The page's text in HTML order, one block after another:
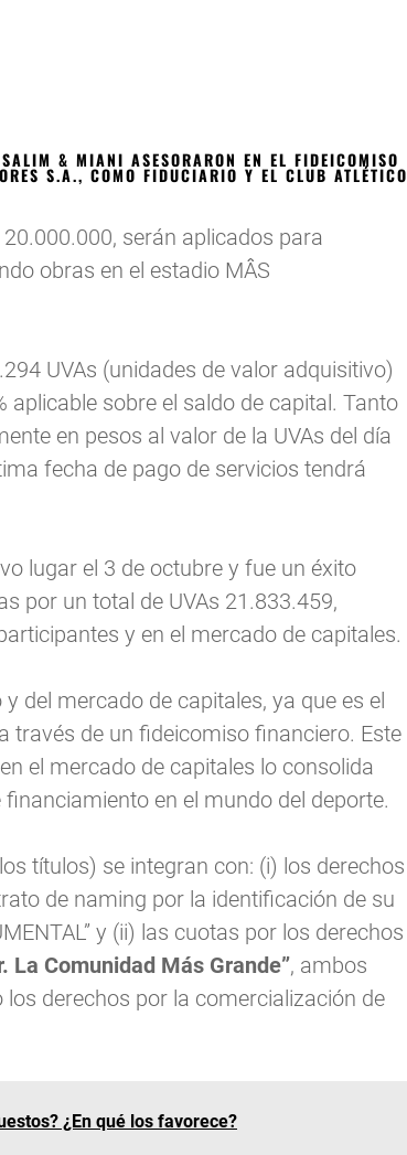
& MIANI ASESORARON EN EL FIDEICOMISO
S.A., COMO FIDUCIARIO Y EL CLUB ATLÉTICO
serán aplicados para
obras en el estadio MÂS
UVAs (unidades de valor adquisitivo)
sobre el saldo de capital. Tanto
en pesos al valor de la UVAs del día
fecha de pago de servicios tendrá
lugar el 3 de octubre y fue un éxito
por un total de UVAs 21.833.459,
y en el mercado de capitales.
del mercado de capitales, ya que es el
través de un fideicomiso financiero. Este
el mercado de capitales lo consolida
en el mundo del deporte.
títulos) se integran con: (i) los derechos
de naming por la identificación de su
y (ii) las cuotas por los derechos
La Comunidad Más Grande”, ambos
derechos por la comercialización de
¿En qué los favorece?